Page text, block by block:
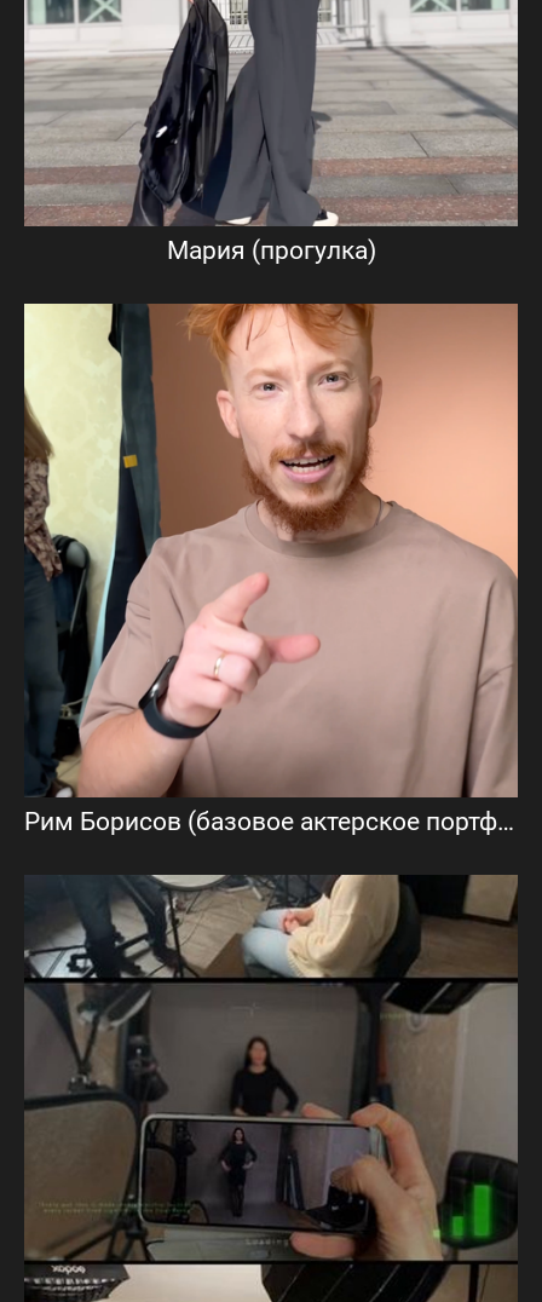
Мария (прогулка)
Рим Борисов (базовое актерское портфолио)